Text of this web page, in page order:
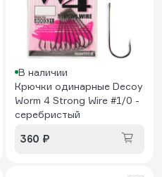
В наличии
Крючки одинарные Decoy
Worm 4 Strong Wire #1/0 -
серебристый
360 ₽